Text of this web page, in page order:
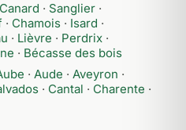
Canard · Sanglier ·
· Chamois · Isard ·
· Lièvre · Perdrix ·
· Bécasse des bois
· Aude · Aveyron ·
· Cantal · Charente ·